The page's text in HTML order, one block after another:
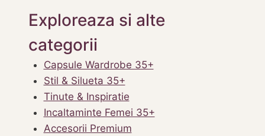
Exploreaza si alte
categorii
Capsule Wardrobe 35+
Stil & Silueta 35+
Tinute & Inspiratie
Incaltaminte Femei 35+
Accesorii Premium